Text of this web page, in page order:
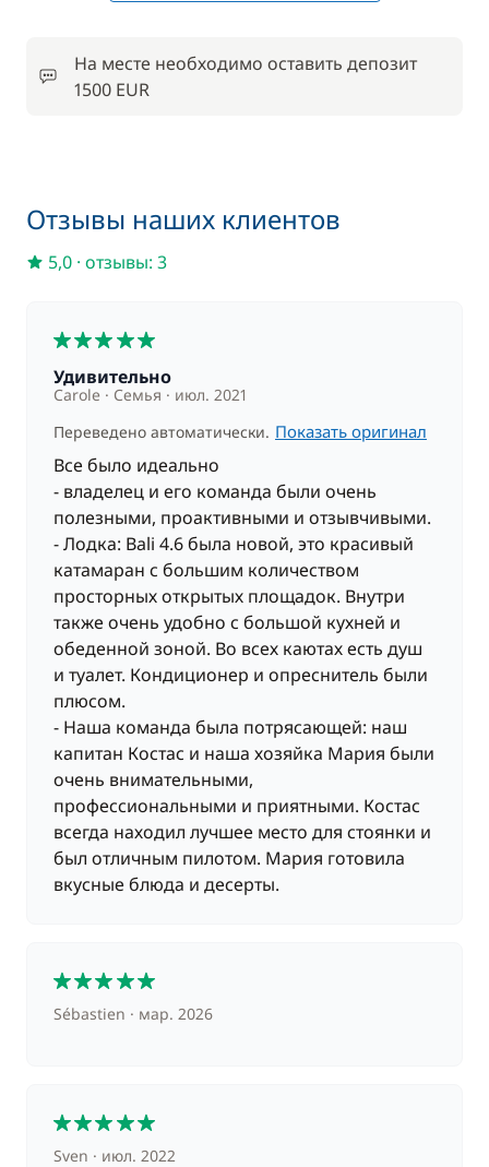
Подвесной двигатель Включено в стоимость
—
По желанию
Сибоб / Морской скутер
Хостес 1 400,00 €
Шкипер 1 770,00 €
На месте необходимо оставить депозит
1500 EUR
Отзывы наших клиентов
5,0 · отзывы: 3
Удивительно
Carole Семья
июл. 2021
Переведено автоматически. Показать оригинал
Все было идеально
- владелец и его команда были очень
полезными, проактивными и отзывчивыми.
- Лодка: Bali 4.6 была новой, это красивый
катамаран с большим количеством
просторных открытых площадок. Внутри
также очень удобно с большой кухней и
обеденной зоной. Во всех каютах есть душ
и туалет. Кондиционер и опреснитель были
плюсом.
- Наша команда была потрясающей: наш
капитан Костас и наша хозяйка Мария были
очень внимательными,
профессиональными и приятными. Костас
всегда находил лучшее место для стоянки и
был отличным пилотом. Мария готовила
вкусные блюда и десерты.
Sébastien мар. 2026
Sven июл. 2022